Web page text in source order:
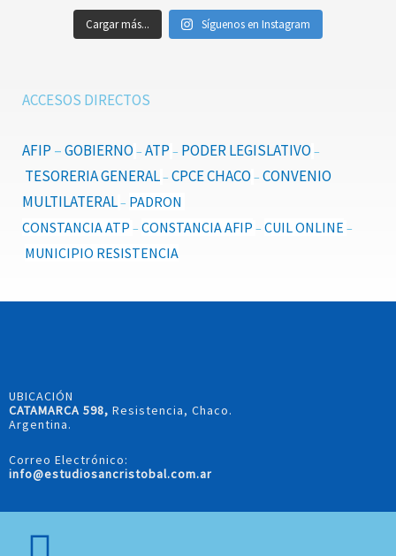
Cargar más... Síguenos en Instagram
ACCESOS DIRECTOS
AFIP–GOBIERNO – ATP– PODER LEGISLATIVO –
TESORERIA GENERAL– CPCE CHACO – CONVENIO
MULTILATERAL– PADRON
CONSTANCIA ATP – CONSTANCIA AFIP – CUIL ONLINE –
MUNICIPIO RESISTENCIA
UBICACIÓN
CATAMARCA 598, Resistencia, Chaco.
Argentina.
Correo Electrónico:
info@estudiosancristobal.com.ar